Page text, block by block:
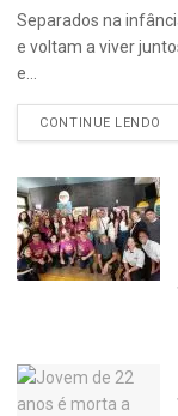
Separados na
e voltam a viver
e...
CONTINUE LENDO